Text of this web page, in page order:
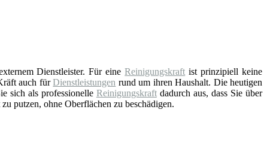
Dienstleister. Für eineReinigungskraft ist prinzipiell keine
auch fürDienstleistungen rund um ihren Haushalt. Die heutigen
sich als professionelle Reinigungskraftdadurch aus, dass Sie über
putzen, ohne Oberflächen zu beschädigen.